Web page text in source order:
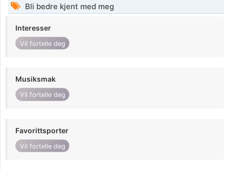
Bli bedre kjent med meg
Interesser
Vil fortelle deg
Musiksmak
Vil fortelle deg
Favorittsporter
Vil fortelle deg